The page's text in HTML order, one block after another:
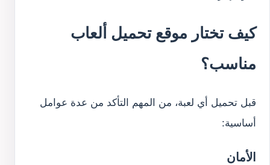
كيف تختار موقع تحميل ألعاب
مناسب؟
قبل تحميل أي لعبة، من المهم التأكد من عدة عوامل
أساسية:
الأمان